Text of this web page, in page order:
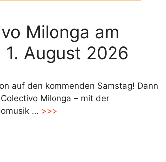
Milonga am
1. August 2026
auf den kommenden Samstag! Dann
Milonga – mit der
… >>>